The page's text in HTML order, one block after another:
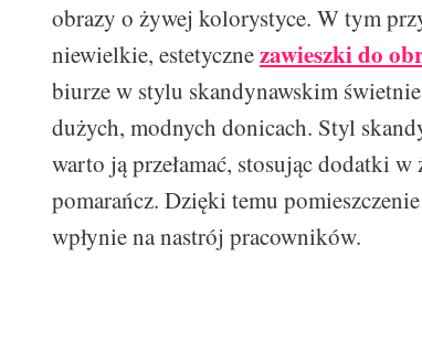
obrazy o żywej kolorystyce. W tym
niewielkie, estetycznezawieszki do
biurze w stylu skandynawskim
dużych, modnych donicach. Styl
warto ją przełamać, stosując dodatki
pomarańcz. Dzięki temu
wpłynie na nastrój pracowników.